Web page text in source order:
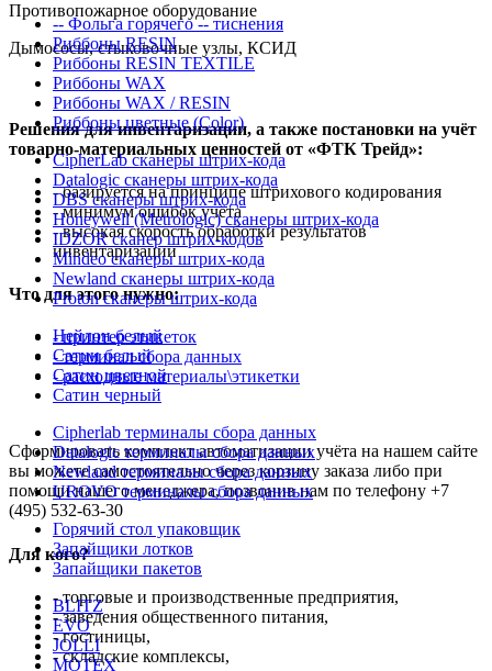
-- Фольга горячего -- тиснения
Риббоны RESIN
Риббоны RESIN TEXTILE
Риббоны WAX
Риббоны WAX / RESIN
Риббоны цветные (Color)
CipherLab сканеры штрих-кода
Datalogic сканеры штрих-кода
DBS сканеры штрих-кода
Honeywell (Metrologic) сканеры штрих-кода
IDZOR сканер штрих-кодов
Mindeo сканеры штрих-кода
Newland сканеры штрих-кода
Proton сканеры штрих-кода
Нейлон белый
Сатин белый
Сатин цветной
Сатин черный
Cipherlab терминалы сбора данных
Datalogic терминалы сбора данных
Newland терминалы сбора данных
UROVO терминалы сбора данных
Горячий стол упаковщик
Запайщики лотков
Запайщики пакетов
BLITZ
EVO
JOLLI
MOTEX
Противопожарное оборудование
Дымососы, стыковочные узлы, КСИД
Решения для инвентаризации, а также постановки на учёт
товарно‑материальных ценностей от «ФТК Трейд»:
- базируется на принципе штрихового кодирования
- минимум ошибок учёта
- высокая скорость обработки результатов
инвентаризации
Что для этого нужно:
- принтер этикеток
- терминал сбора данных
- расходные материалы\этикетки
Сформировать комплект автоматизации учёта на нашем сайте
вы можете самостоятельно через корзину заказа либо при
помощи нашего менеджера, позвонив нам по телефону +7
(495) 532-63-30
Для кого?
- торговые и производственные предприятия,
- заведения общественного питания,
- гостиницы,
- складские комплексы,